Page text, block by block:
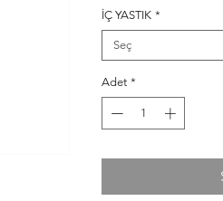
İÇ YASTIK *
Seç
Adet *